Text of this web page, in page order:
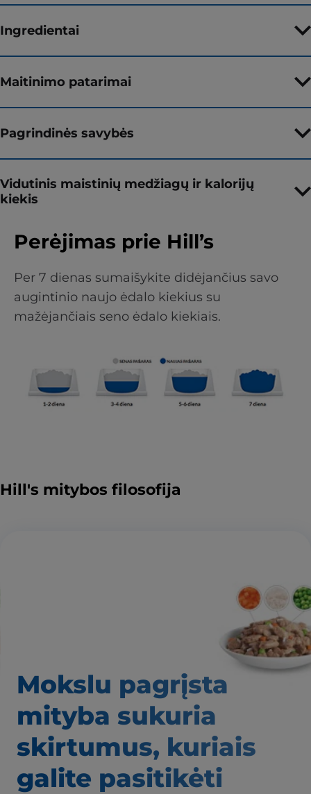
Ingredientai
Maitinimo patarimai
Pagrindinės savybės
Vidutinis maistinių medžiagų ir kalorijų
kiekis
Perėjimas prie Hill’s
Per 7 dienas sumaišykite didėjančius savo
augintinio naujo ėdalo kiekius su
mažėjančiais seno ėdalo kiekiais.
Hill's mitybos filosofija
Mokslu pagrįsta
mityba sukuria
skirtumus, kuriais
galite pasitikėti